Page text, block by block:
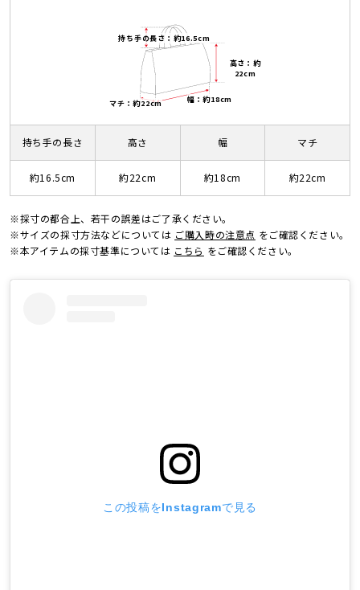
持ち手の長さ：約16.5cm
高さ：約
22cm
幅：約18cm
マチ：約22cm
持ち手の長さ
約16.5cm
高さ
約22cm
幅
約18cm
マチ
約22cm
※採寸の都合上、若干の誤差はご了承ください。
※サイズの採寸方法などについては ご購入時の注意点 をご確認ください。
※本アイテムの採寸基準については こちら をご確認ください。
この投稿をInstagramで見る